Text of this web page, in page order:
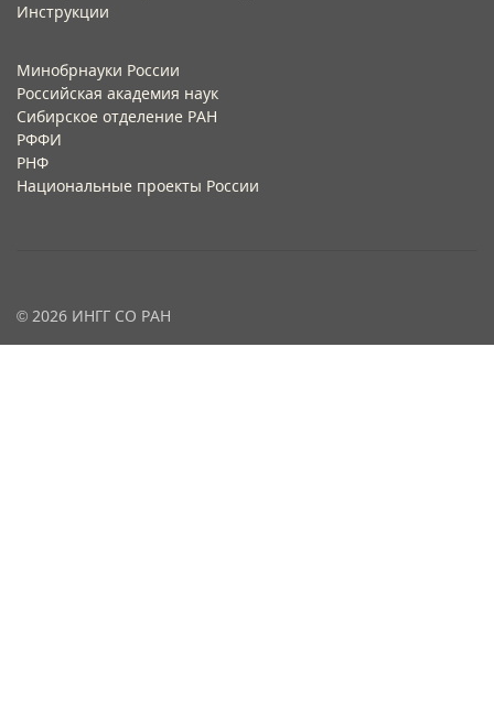
Инструкции​
Минобрнауки России
Российская академия наук
Сибирское отделение РАН
РФФИ
РНФ
Национальные проекты России
© 2026 ИНГГ СО РАН